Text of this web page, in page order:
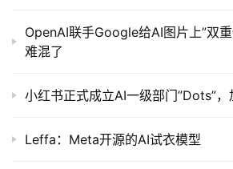
OpenAI联手Google给AI图片上”双
难混了
小红书正式成立AI一级部门”Dots”
Leffa：Meta开源的AI试衣模型